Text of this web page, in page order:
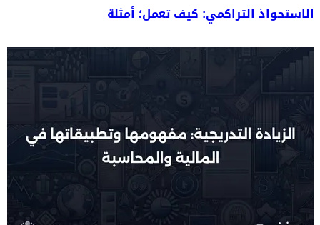
الاستحواذ التراكمي: كيف تعمل؛ أمثلة